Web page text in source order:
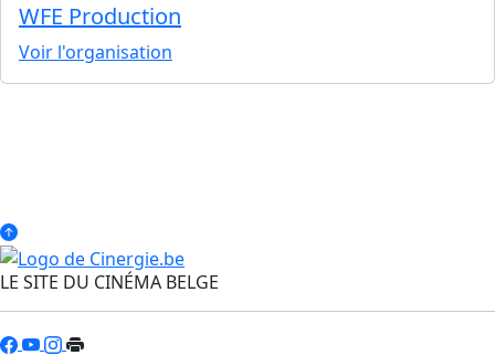
WFE Production
Voir l'organisation
LE SITE DU CINÉMA BELGE